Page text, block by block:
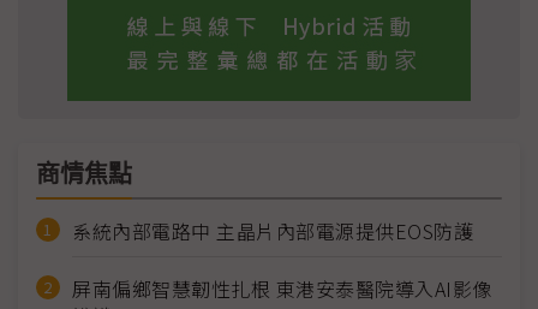
商情焦點
系統內部電路中 主晶片內部電源提供EOS防護
屏南偏鄉智慧韌性扎根 東港安泰醫院導入AI影像